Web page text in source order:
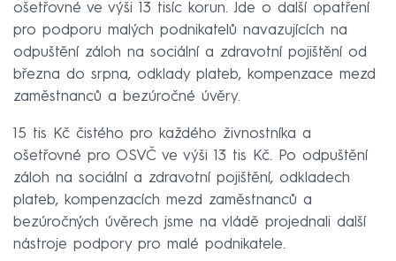
ošetřovné ve výši 13 tisíc korun. Jde o další opatření
pro podporu malých podnikatelů navazujících na
odpuštění záloh na sociální a zdravotní pojištění od
března do srpna, odklady plateb, kompenzace mezd
zaměstnanců a bezúročné úvěry.
15 tis Kč čistého pro každého živnostníka a
ošetřovné pro OSVČ ve výši 13 tis Kč. Po odpuštění
záloh na sociální a zdravotní pojištění, odkladech
plateb, kompenzacích mezd zaměstnanců a
bezúročných úvěrech jsme na vládě projednali další
nástroje podpory pro malé podnikatele.